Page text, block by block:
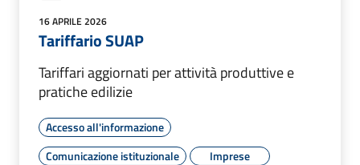
16 APRILE 2026
Tariffario SUAP
Tariffari aggiornati per attività produttive e
pratiche edilizie
Accesso all'informazione
Comunicazione istituzionale
Imprese